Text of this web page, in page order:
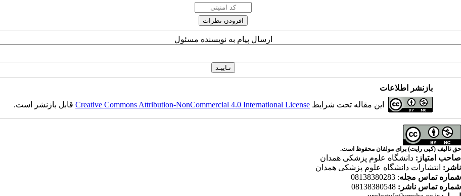
ارسال پیام به نویسنده مسئول
بازنشر اطلاعات
این مقاله تحت شرایط Creative Commons Attribution-NonCommercial 4.0 International Licenseقابل بازنشر است.
حق تالیف (کپی رایت) برای مولفان محفوظ است.
صاحب امتیاز: دانشگاه علوم پزشکی همدان
ناشر: انتشارات دانشگاه علوم پزشکی همدان
شماره تماس مجله: 08138380283
شماره تماس ناشر: